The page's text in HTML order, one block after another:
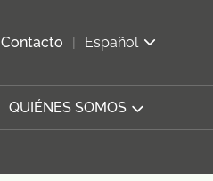
Contacto Español
QUIÉNES SOMOS